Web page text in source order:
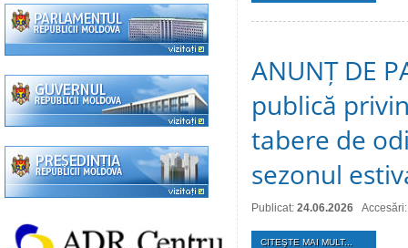
ANUNȚ DE
publică
tabere de
sezonul
Publicat: 24.06.2026
CITEŞTE MAI MULT...